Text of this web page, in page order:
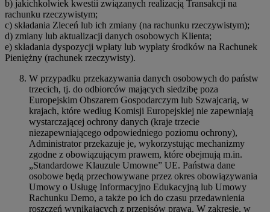
b) jakichkolwiek kwestii związanych realizacją Transakcji na
rachunku rzeczywistym;
c) składania Zleceń lub ich zmiany (na rachunku rzeczywistym);
d) zmiany lub aktualizacji danych osobowych Klienta;
e) składania dyspozycji wpłaty lub wypłaty środków na Rachunek
Pieniężny (rachunek rzeczywisty).
W przypadku przekazywania danych osobowych do państw
trzecich, tj. do odbiorców mających siedzibę poza
Europejskim Obszarem Gospodarczym lub Szwajcarią, w
krajach, które według Komisji Europejskiej nie zapewniają
wystarczającej ochrony danych (kraje trzecie
niezapewniającego odpowiedniego poziomu ochrony),
Administrator przekazuje je, wykorzystując mechanizmy
zgodne z obowiązującym prawem, które obejmują m.in.
„Standardowe Klauzule Umowne” UE. Państwa dane
osobowe będą przechowywane przez okres obowiązywania
Umowy o Usługę Informacyjno Edukacyjną lub Umowy
Rachunku Demo, a także po ich do czasu przedawnienia
roszczeń wynikających z przepisów prawa. W zakresie, w